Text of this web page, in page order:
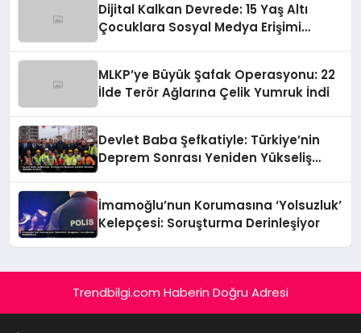
Dijital Kalkan Devrede: 15 Yaş Altı
Çocuklara Sosyal Medya Erişimi
MLKP’ye Büyük Şafak Operasyonu: 22
İlde Terör Ağlarına Çelik Yumruk İndi
Devlet Baba Şefkatiyle: Türkiye’nin
Deprem Sonrası Yeniden Yükseliş
İmamoğlu’nun Korumasına ‘Yolsuzluk’
Kelepçesi: Soruşturma Derinleşiyor
Trendbilgi.com Haberin Doğru Adresi